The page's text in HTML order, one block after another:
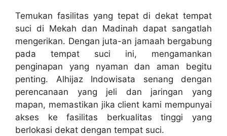
Temukan fasilitas yang tepat di dekat tempat
suci di Mekah dan Madinah dapat sangatlah
mengerikan. Dengan juta-an jamaah bergabung
pada tempat suci ini, mengamankan
penginapan yang nyaman dan aman begitu
penting. Alhijaz Indowisata senang dengan
perencanaan yang jeli dan jaringan yang
mapan, memastikan jika client kami mempunyai
akses ke fasilitas berkualitas tinggi yang
berlokasi dekat dengan tempat suci.